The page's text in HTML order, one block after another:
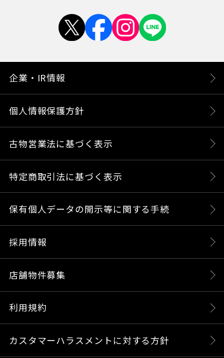
企業・IR情報
個人情報保護方針
古物営業法に基づく表示
特定商取引法に基づく表示
保有個人データの開示等に関する手続
採用情報
店舗物件募集
利用規約
カスタマーハラスメントに対する方針